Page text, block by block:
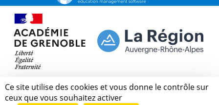
Ce site utilise des cookies et vous donne le contrôle sur
ceux que vous souhaitez activer